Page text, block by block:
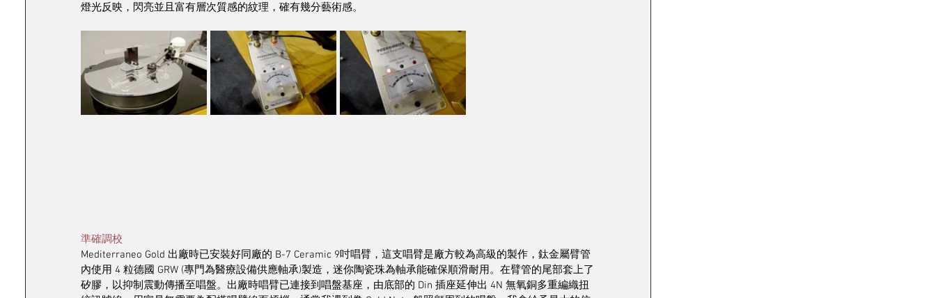
燈光反映，閃亮並且富有層次質感的紋理，確有幾分藝術感。
準確調校
Mediterraneo Gold 出廠時已安裝好同廠的 B-7 Ceramic 9吋唱臂，這支唱臂是廠方較為高級的製作，鈦金屬臂管
內使用 4 粒德國 GRW (專門為醫療設備供應軸承)製造，迷你陶瓷珠為軸承能確保順滑耐用。在臂管的尾部套上了
矽膠，以抑制震動傳播至唱盤。出廠時唱臂已連接到唱盤基座，由底部的 Din 插座延伸出 4N 無氧銅多重編織扭